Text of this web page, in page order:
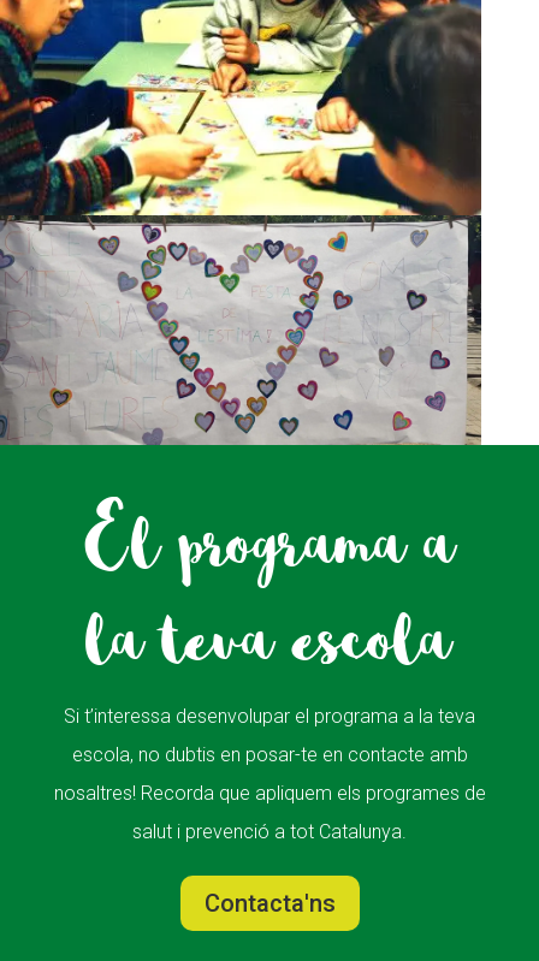
El programa a
la teva escola
Si t’interessa desenvolupar el programa a la teva
escola, no dubtis en posar-te en contacte amb
nosaltres! Recorda que apliquem els programes de
salut i prevenció a tot Catalunya.
Contacta'ns